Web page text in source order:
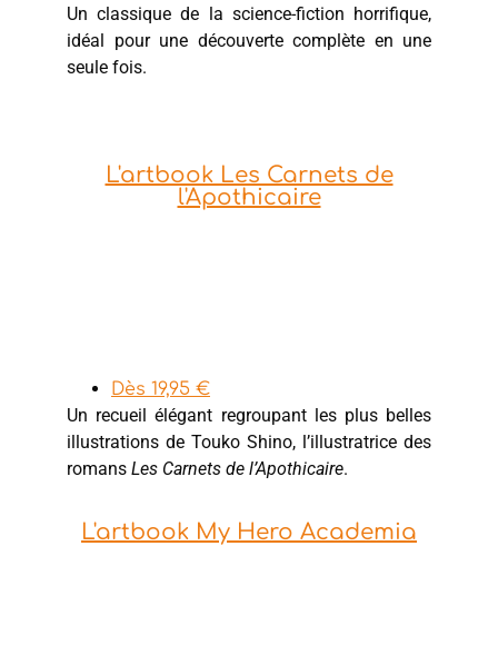
Un classique de la science-fiction horrifique,
idéal pour une découverte complète en une
seule fois.
L'artbook Les Carnets de
l'Apothicaire
Dès 19,95 €
Un recueil élégant regroupant les plus belles
illustrations de Touko Shino, l’illustratrice des
romans Les Carnets de l’Apothicaire.
L'artbook My Hero Academia